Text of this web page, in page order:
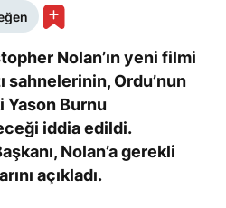
Nolan’ın yeni filmi
sahnelerinin, Ordu’nun
Yason Burnu
iddia edildi.
Nolan’a gerekli
açıkladı.